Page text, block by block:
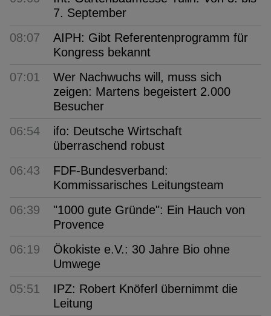
7. September
08:07
AIPH: Gibt Referentenprogramm für
Kongress bekannt
07:01
Wer Nachwuchs will, muss sich
zeigen: Martens begeistert 2.000
Besucher
06:54
ifo: Deutsche Wirtschaft
überraschend robust
06:43
FDF-Bundesverband:
Kommissarisches Leitungsteam
06:39
"1000 gute Gründe": Ein Hauch von
Provence
06:19
Ökokiste e.V.: 30 Jahre Bio ohne
Umwege
05:51
IPZ: Robert Knöferl übernimmt die
Leitung